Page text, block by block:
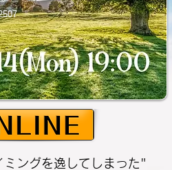
ングを逸してしまった"